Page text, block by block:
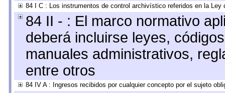
84 I C : Los instrumentos de control archivístico referidos en la
84 II - : El marco normativo
deberá incluirse leyes,
manuales administrativos,
entre otros
84 IV A : Ingresos recibidos por cualquier concepto por el sujeto